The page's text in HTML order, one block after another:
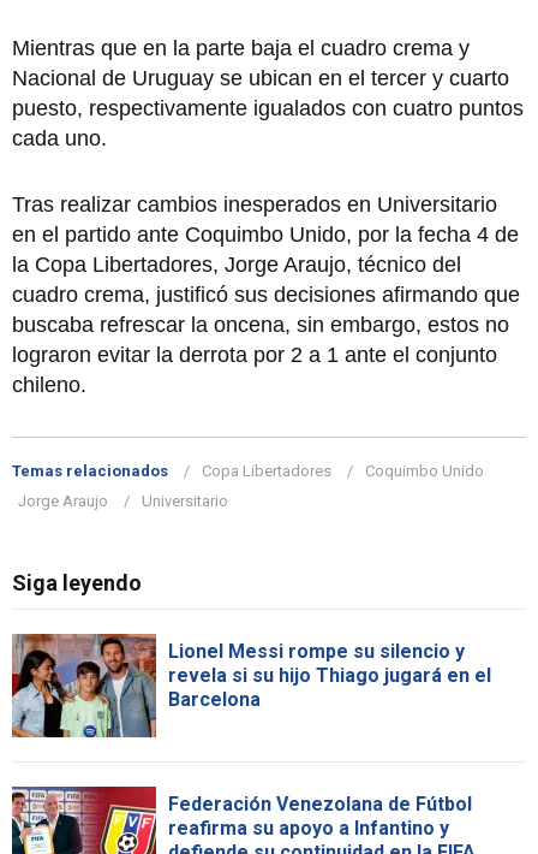
Mientras que en la parte baja el cuadro crema y
Nacional de Uruguay se ubican en el tercer y cuarto
puesto, respectivamente igualados con cuatro puntos
cada uno.
Tras realizar cambios inesperados en Universitario
en el partido ante Coquimbo Unido, por la fecha 4 de
la Copa Libertadores, Jorge Araujo, técnico del
cuadro crema, justificó sus decisiones afirmando que
buscaba refrescar la oncena, sin embargo, estos no
lograron evitar la derrota por 2 a 1 ante el conjunto
chileno.
Temas relacionados Copa Libertadores
Coquimbo Unido
Jorge Araujo
Universitario
Siga leyendo
Lionel Messi rompe su silencio y
revela si su hijo Thiago jugará en el
Barcelona
Federación Venezolana de Fútbol
reafirma su apoyo a Infantino y